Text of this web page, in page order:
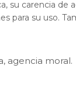
carencia de
para su uso.
agencia moral.